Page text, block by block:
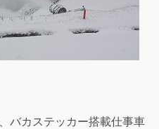
バカステッカー搭載仕事車